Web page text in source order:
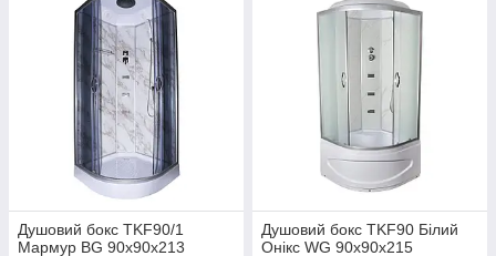
Душовий бокс TKF90/1
Мармур BG 90x90x213
Душовий бокс TKF90 Білий
Онікс WG 90x90x215